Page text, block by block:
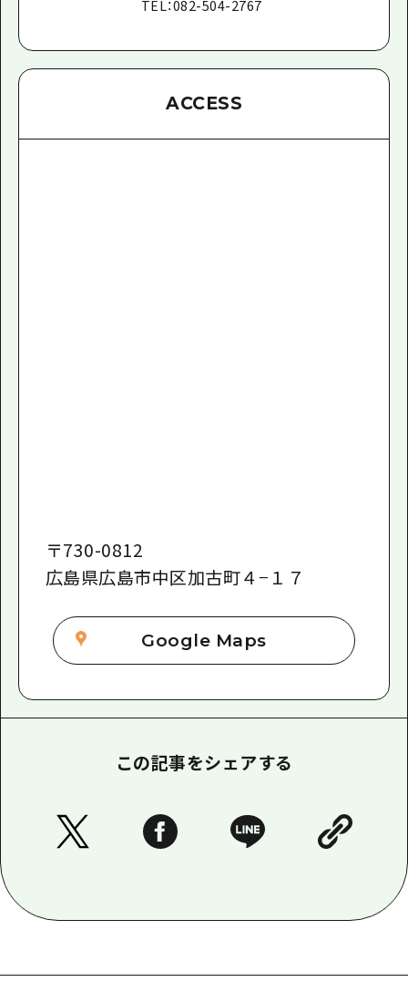
TEL：082-504-2767
ACCESS
〒730-0812
広島県広島市中区加古町４−１７
Google Maps
この記事をシェアする